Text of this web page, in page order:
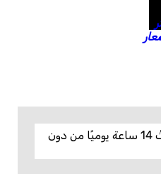
“لمدة خمسة أشهر، عملتُ 14 ساعة يوميًا من دون